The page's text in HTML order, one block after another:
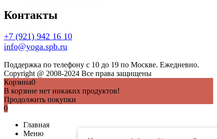
Контакты
+7 (921) 942 16 10
info@yoga.spb.ru
Поддержка по телефону с 10 до 19 по Москве. Ежедневно.
Copyright @ 2008-2024 Все права защищены
Корзина0
В корзине нет никаких продуктов!
Продолжить покупки
0
Главная
Меню